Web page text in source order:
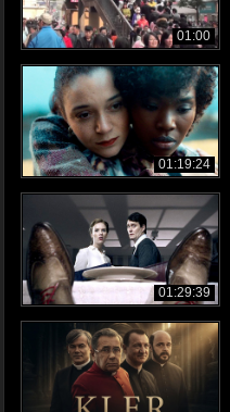
01:00
01:19:24
01:29:39